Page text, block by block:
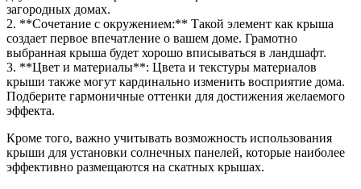
загородных домах.
2. **Сочетание с окружением:** Такой элемент как крыша
создает первое впечатление о вашем доме. Грамотно
выбранная крыша будет хорошо вписываться в ландшафт.
3. **Цвет и материалы**: Цвета и текстуры материалов
крыши также могут кардинально изменить восприятие дома.
Подберите гармоничные оттенки для достижения желаемого
эффекта.
Кроме того, важно учитывать возможность использования
крыши для установки солнечных панелей, которые наиболее
эффективно размещаются на скатных крышах.